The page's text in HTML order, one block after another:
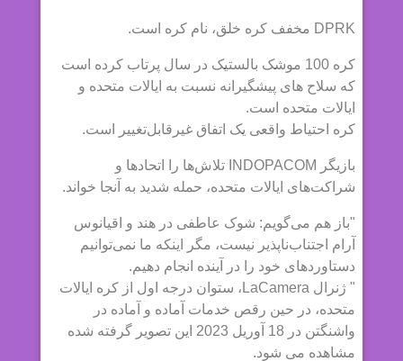
DPRK مخفف کره خلق، نام کره است.
کره 100 موشک بالستیک در سال پرتاب کرده است
که سلاح های پیشگیرانه نسبت به ایالات متحده و
ایالات متحده است.
کره احتیاط واقعی یک اتفاق غیرقابل‌تغییر است.
بازیگر INDOPACOM تلاش‌ها را اتحادها و
شراکت‌های ایالات متحده، حمله شدید به آنجا خواند.
"باز هم می‌گویم: شوک عاطفی در هند و اقیانوس
آرام اجتناب‌ناپذیر نیست، مگر اینکه ما نمی‌توانیم
دستاوردهای خود را در آینده انجام دهیم.
" ژنرال LaCamera، ستوان درجه اول از کره ایالات
متحده، در حین رقص خدمات آماده و آماده در
واشنگتن در 18 آوریل 2023 این تصویر گرفته شده
مشاهده می شود.